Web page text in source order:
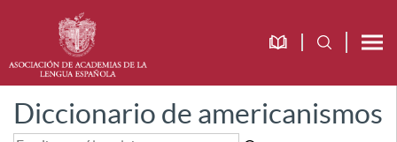
Diccionario de americanismos